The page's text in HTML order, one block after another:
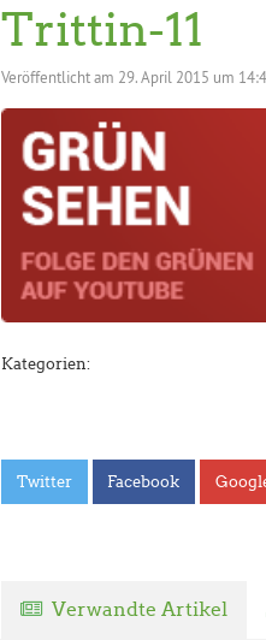
Trittin-11
Veröffentlicht am 29. April 2015 um
Kategorien:
Twitter Facebook
Verwandte Artikel